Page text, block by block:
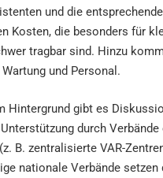
und die
Kosten, die besonders für
tragbar sind. Hinzu
und Personal.
Hintergrund gibt es
durch
B. zentralisierte VAR-
nationale Verbände setzen